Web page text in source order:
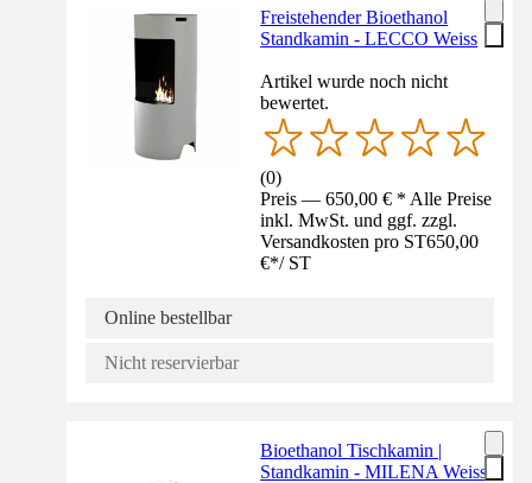
Freistehender Bioethanol
Standkamin - LECCO Weiss
Artikel wurde noch nicht
bewertet.
(0)
Preis — 650,00 € * Alle Preise
inkl. MwSt. und ggf. zzgl.
Versandkosten pro ST650,00
€*/ ST
Online bestellbar
Nicht reservierbar
Bioethanol Tischkamin |
Standkamin - MILENA Weiss